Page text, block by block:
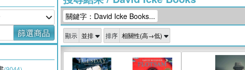
篩選商品
關鍵字：David Icke Books...
顯示 排序